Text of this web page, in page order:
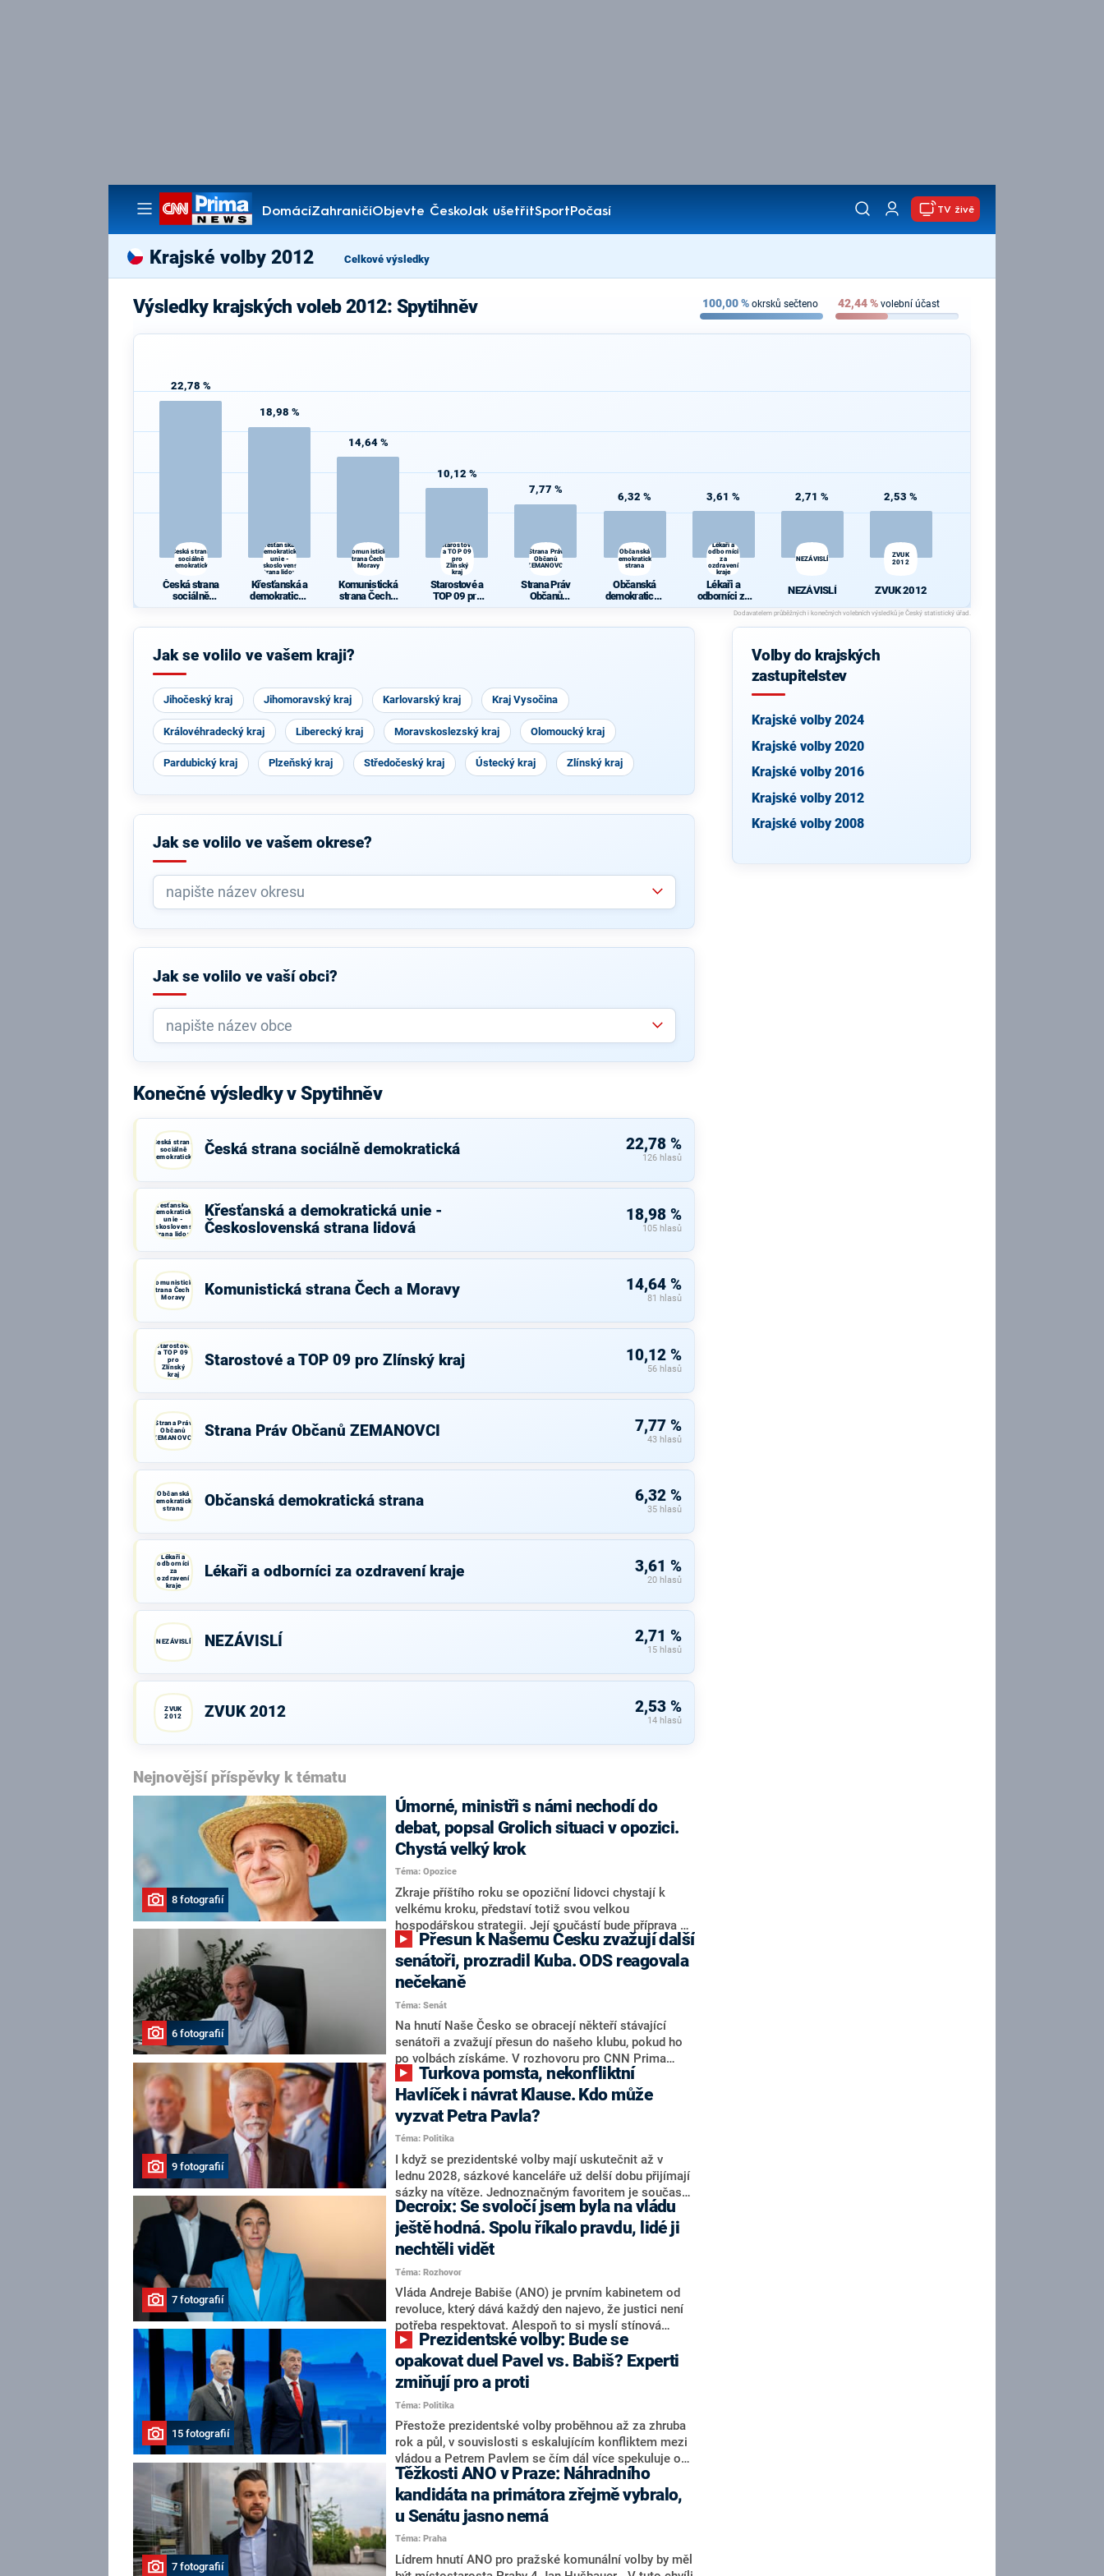
DomácíZahraničíObjevte ČeskoJak ušetřitSportPočasí
Pořady
TV živě
Krajské volby 2012 Celkové výsledky
Výsledky krajských voleb 2012: Spytihněv 100,00% okrsků sečteno 42,44% volební účast
22,78 %
Česká strana
sociálně
demokratická
Česká strana
sociálně
18,98 %
Křesťanská a
demokratická
unie -
Československá
strana lidová
Křesťanská a
demokratická
ká strana
14,64 %
Komunistická
strana Čech a
Moravy
Komunistická
strana Čech a
10,12 %
Starostové
a TOP 09
pro
Zlínský
kraj
Starostové a
TOP 09 pro
7,77 %
Strana Práv
Občanů
ZEMANOVCI
Strana Práv
Občanů
6,32 %
Občanská
demokratická
strana
Občanská
demokratická
strana
3,61 %
Lékaři a
odborníci
za
ozdravení
kraje
Lékaři a
odborníci za
ozdravení
kraje
2,71 %
NEZÁVISLÍ
NEZÁVISLÍ
2,53 %
ZVUK
2012
ZVUK 2012
Jak se volilo ve vašem kraji?
Jihočeský kraj Jihomoravský kraj Karlovarský kraj Kraj Vysočina
Královéhradecký kraj Liberecký kraj Moravskoslezský kraj Olomoucký kraj
Pardubický kraj Plzeňský kraj Středočeský kraj Ústecký kraj Zlínský kraj
Jak se volilo ve vašem okrese?
Jak se volilo ve vaší obci?
Konečné výsledky v Spytihněv
Česká strana
sociálně
demokratická
Česká strana sociálně demokratická 22,78 %
126 hlasů
Křesťanská a
demokratická
unie -
Československá
strana lidová
Křesťanská a demokratická unie -
Československá strana lidová
18,98 %
105 hlasů
Komunistická
strana Čech a
Moravy
Komunistická strana Čech a Moravy 14,64 %
81 hlasů
Starostové
a TOP 09
pro
Zlínský
kraj
Starostové a TOP 09 pro Zlínský kraj 10,12 %
56 hlasů
Strana Práv
Občanů
ZEMANOVCI
Strana Práv Občanů ZEMANOVCI 7,77 %
43 hlasů
Občanská
demokratická
strana
Občanská demokratická strana 6,32 %
35 hlasů
Lékaři a
odborníci
za
ozdravení
kraje
Lékaři a odborníci za ozdravení kraje 3,61 %
20 hlasů
NEZÁVISLÍ NEZÁVISLÍ 2,71 %
15 hlasů
ZVUK
2012
ZVUK 2012 2,53 %
14 hlasů
Nejnovější příspěvky k tématu
8 fotografií
Úmorné, ministři s námi nechodí do
debat, popsal Grolich situaci v opozici.
Chystá velký krok
Téma: Opozice
Zkraje příštího roku se opoziční lidovci chystají k
velkému kroku, představí totiž svou velkou
hospodářskou strategii. Její součástí bude příprava na
stárnutí populace, řekl ve středu na setkání s novináři
nový předseda lidovců Jan Grolich. Ten zároveň v
senátních volbách kandiduje ve Vyškově. Popsal i
aktivitu opozice, o níž vládní strany nebo političtí
komentátoři mluví jako o slabé a v defenzivě. „Je to
úmorná práce upozorňovat na chyby vlády. Ministři s
námi navíc nechodí do debat. Chceme ale ukazovat
svoje témata,“ odpověděl Grolich na dotaz CNN Prima
NEWS.
6 fotografií
senátoři, prozradil Kuba. ODS reagovala
nečekaně
Téma: Senát
Na hnutí Naše Česko se obracejí někteří stávající
senátoři a zvažují přesun do našeho klubu, pokud ho
po volbách získáme. V rozhovoru pro CNN Prima
NEWS to řekl zakladatel hnutí a jihočeský hejtman
Martin Kuba. Konkrétní nebyl, ale získat by takto mohl
například senátora Zdeňka Hrabu, který je dnes
součástí klubu ODS a TOP 09. Hraba to na dotaz
redakce nevyloučil. Předseda klubu senátorů ODS
Zdeněk Nytra redakci řekl, že počítá s odchodem
některých senátorů z klubu a že Naše Česko není
nepřítel, ale soupeř.
9 fotografií
Havlíček i návrat Klause. Kdo může
vyzvat Petra Pavla?
Téma: Politika
I když se prezidentské volby mají uskutečnit až v
lednu 2028, sázkové kanceláře už delší dobu přijímají
sázky na vítěze. Jednoznačným favoritem je současná
hlava státu Petr Pavel. Daleko za ním pak bookmakeři
zmiňují dva výrazné politiky ANO, tedy premiéra
Andreje Babiše a ministra průmyslu Karla Havlíčka.
Oblíbeným tipem samotných sázkařů je poslanec za
Motoristy Filip Turek. Politolog Jan Kubáček nicméně
o případné kandidatuře kohokoliv ze zmíněné trojice
značně pochybuje. Podle něj současná koalice dosud
nemá osobu, která by Pavlovi mohla konkurovat.
7 fotografií
Decroix: Se svoločí jsem byla na vládu
ještě hodná. Spolu říkalo pravdu, lidé ji
nechtěli vidět
Téma: Rozhovor
Vláda Andreje Babiše (ANO) je prvním kabinetem od
revoluce, který dává každý den najevo, že justici není
potřeba respektovat. Alespoň to si myslí stínová
ministryně spravedlnosti ODS Eva Decroix. V
rozhovoru pro CNN Prima NEWS si nebrala servítky
ohledně politického výkonu svého nástupce Jeronýma
Tejce (za ANO) či vládní zmocněnkyně pro lidská
práva Taťány Malé (ANO). Označením „svoloč“ na
adresu vlády prý byla ještě hodná. Decroix se také
vrátila k volební porážce koalice Spolu či promluvila o
hnutí Naše Česko Martina Kuby.
15 fotografií
opakovat duel Pavel vs. Babiš? Experti
zmiňují pro a proti
Téma: Politika
Přestože prezidentské volby proběhnou až za zhruba
rok a půl, v souvislosti s eskalujícím konfliktem mezi
vládou a Petrem Pavlem se čím dál více spekuluje o
tom, koho by do bitvy o Hrad mohla vyslat současná
koalice. Někteří političtí komentátoři znovu vytahují
jméno premiéra Andreje Babiše (ANO). Jak moc je
pravděpodobné, že se v prezidentských volbách 2028
bude znovu opakovat souboj z roku 2023?
7 fotografií
Těžkosti ANO v Praze: Náhradního
kandidáta na primátora zřejmě vybralo,
u Senátu jasno nemá
Téma: Praha
Lídrem hnutí ANO pro pražské komunální volby by měl
Volby do krajských
zastupitelstev
Krajské volby 2024
Krajské volby 2020
Krajské volby 2016
Krajské volby 2012
Krajské volby 2008